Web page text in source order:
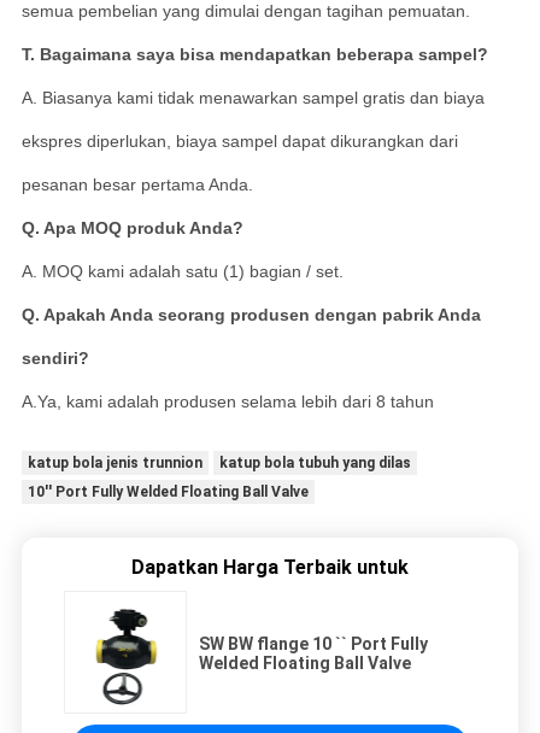
semua pembelian yang dimulai dengan tagihan pemuatan.
T. Bagaimana saya bisa mendapatkan beberapa sampel?
A. Biasanya kami tidak menawarkan sampel gratis dan biaya
ekspres diperlukan, biaya sampel dapat dikurangkan dari
pesanan besar pertama Anda.
Q. Apa MOQ produk Anda?
A. MOQ kami adalah satu (1) bagian / set.
Q. Apakah Anda seorang produsen dengan pabrik Anda
sendiri?
A.Ya, kami adalah produsen selama lebih dari 8 tahun
katup bola jenis trunnion
katup bola tubuh yang dilas
10'' Port Fully Welded Floating Ball Valve
Dapatkan Harga Terbaik untuk
SW BW flange 10 `` Port Fully
Welded Floating Ball Valve